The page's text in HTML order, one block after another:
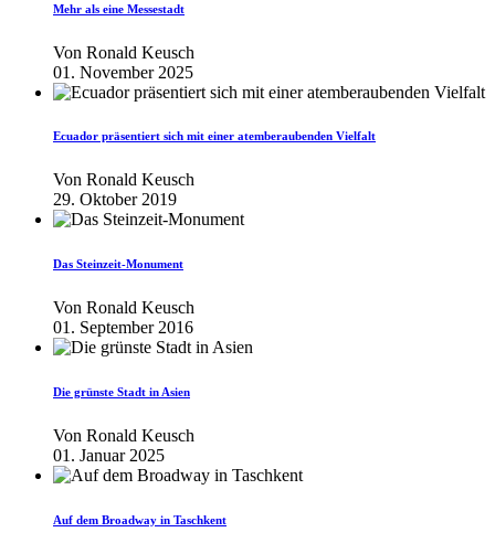
Mehr als eine Messestadt
Von Ronald Keusch
01. November 2025
Ecuador präsentiert sich mit einer atemberaubenden Vielfalt
Von Ronald Keusch
29. Oktober 2019
Das Steinzeit-Monument
Von Ronald Keusch
01. September 2016
Die grünste Stadt in Asien
Von Ronald Keusch
01. Januar 2025
Auf dem Broadway in Taschkent